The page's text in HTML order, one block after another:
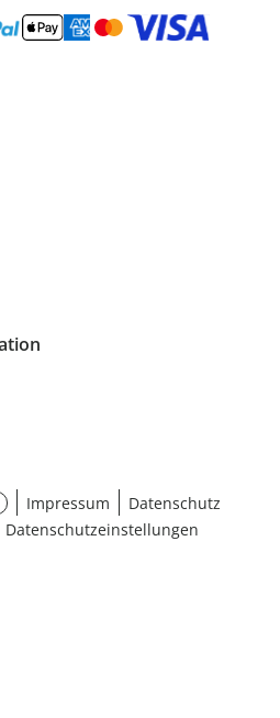
Impressum
Datenschutz
Datenschutzeinstellungen